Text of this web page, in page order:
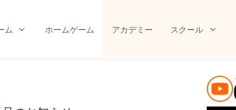
ム ホームゲーム アカデミー スクール